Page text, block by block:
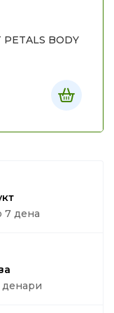
PETALS BODY
7 дена
денари